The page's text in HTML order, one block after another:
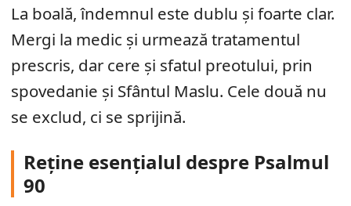
La boală, îndemnul este dublu și foarte clar.
Mergi la medic și urmează tratamentul
prescris, dar cere și sfatul preotului, prin
spovedanie și Sfântul Maslu. Cele două nu
se exclud, ci se sprijină.
Reține esențialul despre Psalmul
90